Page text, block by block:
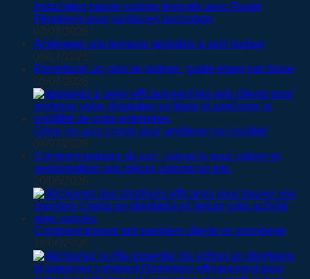
Installation rapide scènes festivals avec Rapid
Plomberie pour sanitaires backstage
07/07/2026
Aménager une terrasse agréable à petit budget
06/07/2026
Remplacer un joint de robinet : guide étape par étape
05/07/2026
Gérer les avis clients pour améliorer sa visibilité
04/07/2026
Comment peindre du cuir : conseils pour colorer et
personnaliser vos pièces comme un pro.
20/06/2026
Comment trouver ses premiers clients en plomberie
18/06/2026